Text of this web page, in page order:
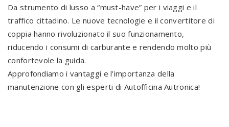
Da strumento di lusso a “must-have” per i viaggi e il
traffico cittadino. Le nuove tecnologie e il convertitore di
coppia hanno rivoluzionato il suo funzionamento,
riducendo i consumi di carburante e rendendo molto più
confortevole la guida.
Approfondiamo i vantaggi e l’importanza della
manutenzione con gli esperti di Autofficina Autronica!